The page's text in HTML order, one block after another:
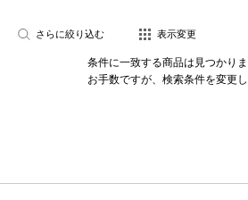
さらに絞り込む 表示変更
条件に一致する商品は見つかりま
お手数ですが、検索条件を変更し